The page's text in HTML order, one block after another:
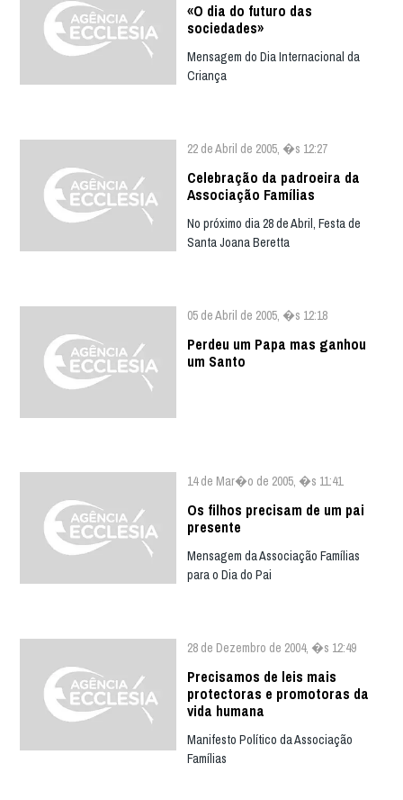
«O dia do futuro das
sociedades»
Mensagem do Dia Internacional da
Criança
22 de Abril de 2005, �s 12:27
Celebração da padroeira da
Associação Famílias
No próximo dia 28 de Abril, Festa de
Santa Joana Beretta
05 de Abril de 2005, �s 12:18
Perdeu um Papa mas ganhou
um Santo
14 de Mar�o de 2005, �s 11:41
Os filhos precisam de um pai
presente
Mensagem da Associação Famílias
para o Dia do Pai
28 de Dezembro de 2004, �s 12:49
Precisamos de leis mais
protectoras e promotoras da
vida humana
Manifesto Político da Associação
Famílias